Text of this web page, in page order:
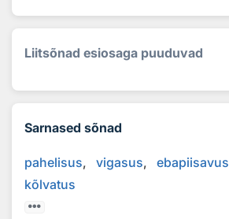
Liitsõnad esiosaga puuduvad
Sarnased sõnad
pahelisus vigasus ebapiisavus
kõlvatus